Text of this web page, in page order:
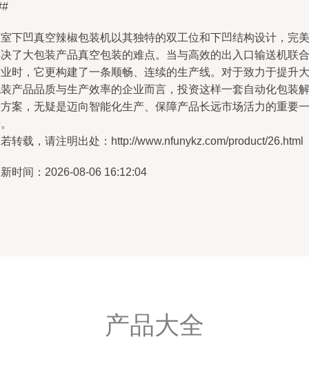
下凹真空辣椒包装机以其独特的双工位和下凹结构设计，完美
了大包装产品真空包装的难点。当与高效的出入口输送机联合
时，它更构建了一条顺畅、连续的生产线。对于致力于提升大
产品品质与生产效率的企业而言，投资这样一套自动化包装解
案，无疑是迈向智能化生产、保障产品长远市场活力的重要一
转载，请注明出处：http://www.nfunykz.com/product/26.html
时间：2026-08-06 16:12:04
产品大全